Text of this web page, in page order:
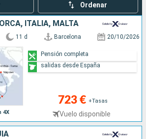
Ordenar
ITALIA, MALTA
4X
11 d Barcelona 20/10/2026
723 € +Tasas
Vuelo disponible
Pensión completa
salidas desde España